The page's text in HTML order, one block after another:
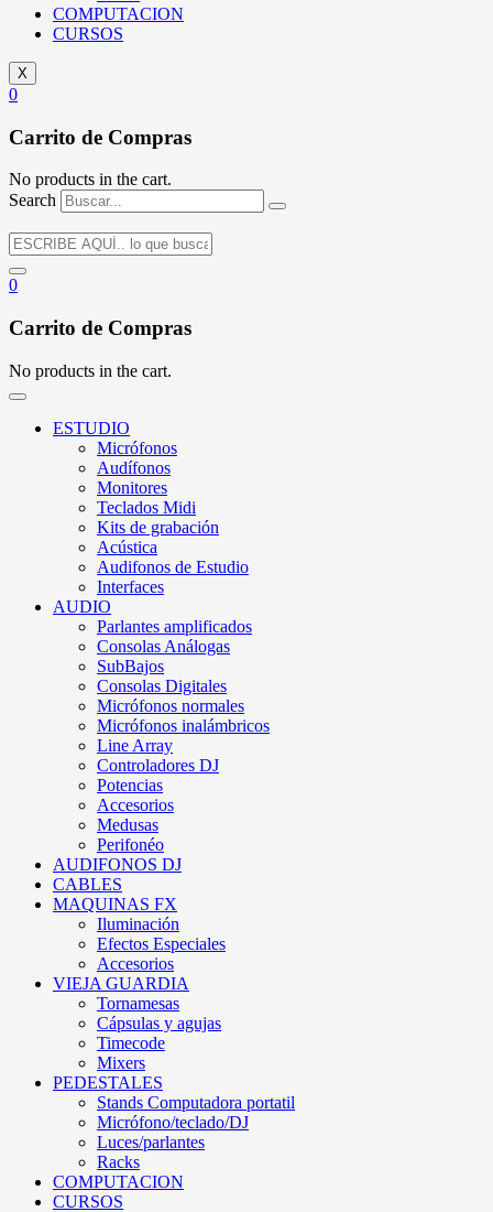
COMPUTACION
CURSOS
X
0
Carrito de Compras
No products in the cart.
Search
0
Carrito de Compras
No products in the cart.
ESTUDIO
Micrófonos
Audífonos
Monitores
Teclados Midi
Kits de grabación
Acústica
Audifonos de Estudio
Interfaces
AUDIO
Parlantes amplificados
Consolas Análogas
SubBajos
Consolas Digitales
Micrófonos normales
Micrófonos inalámbricos
Line Array
Controladores DJ
Potencias
Accesorios
Medusas
Perifonéo
AUDIFONOS DJ
CABLES
MAQUINAS FX
Iluminación
Efectos Especiales
Accesorios
VIEJA GUARDIA
Tornamesas
Cápsulas y agujas
Timecode
Mixers
PEDESTALES
Stands Computadora portatil
Micrófono/teclado/DJ
Luces/parlantes
Racks
COMPUTACION
CURSOS